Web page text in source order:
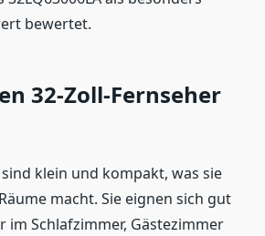
bewertet.
32-Zoll-Fernseher
klein und kompakt, was sie
macht. Sie eignen sich gut
im Schlafzimmer, Gästezimmer